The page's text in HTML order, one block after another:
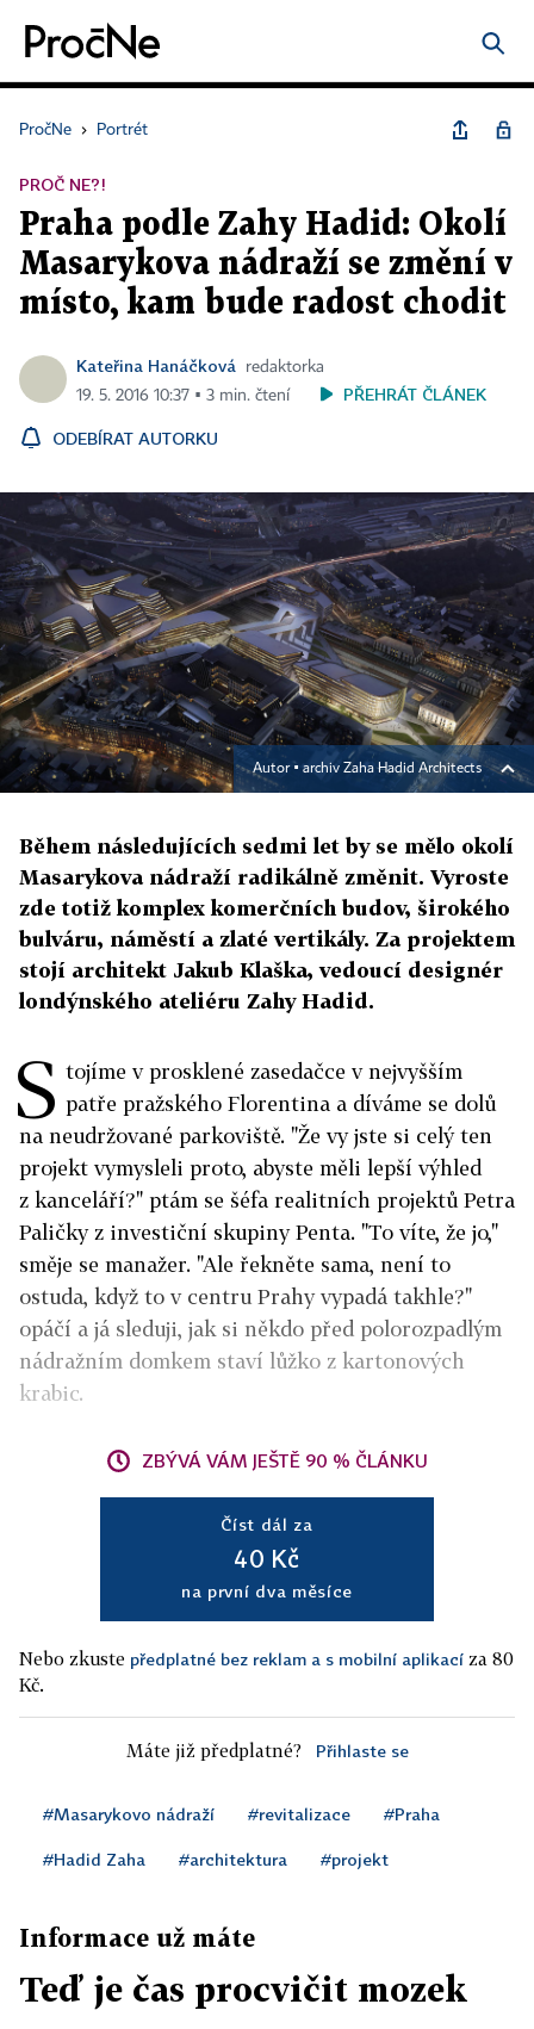
PročNe › Portrét
PROČ NE?!
Praha podle Zahy Hadid: Okolí
Masarykova nádraží se změní v
místo, kam bude radost chodit
Kateřina Hanáčková
redaktorka
19. 5. 2016 10:37 ▪ 3 min. čtení
PŘEHRÁT ČLÁNEK
ODEBÍRAT AUTORKU
Autor ▪ archiv Zaha Hadid Architects
Během následujících sedmi let by se mělo okolí
Masarykova nádraží radikálně změnit. Vyroste
zde totiž komplex komerčních budov, širokého
bulváru, náměstí a zlaté vertikály. Za projektem
stojí architekt Jakub Klaška, vedoucí designér
londýnského ateliéru Zahy Hadid.
S tojíme v prosklené zasedačce v nejvyšším
patře pražského Florentina a díváme se dolů
na neudržované parkoviště. "Že vy jste si celý ten
projekt vymysleli proto, abyste měli lepší výhled
z kanceláří?" ptám se šéfa realitních projektů Petra
Paličky z investiční skupiny Penta. "To víte, že jo,"
směje se manažer. "Ale řekněte sama, není to
ostuda, když to v centru Prahy vypadá takhle?"
opáčí a já sleduji, jak si někdo před polorozpadlým
nádražním domkem staví lůžko z kartonových
krabic.
ZBÝVÁ VÁM JEŠTĚ 90 % ČLÁNKU
Číst dál za
40 Kč
na první dva měsíce
Nebo zkuste předplatné bez reklam a s mobilní aplikací za 80
Kč.
Máte již předplatné? Přihlaste se
#Masarykovo nádraží #revitalizace #Praha
#Hadid Zaha #architektura #projekt
Informace už máte
Teď je čas procvičit mozek